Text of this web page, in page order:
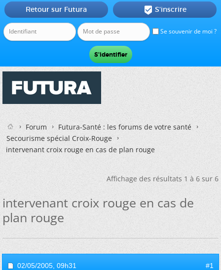
Se souvenir de moi ?
Retour sur Futura  S'inscrire
Forum
Futura-Santé : les forums de votre santé
Secourisme spécial Croix-Rouge
intervenant croix rouge en cas de plan rouge
Affichage des résultats 1 à 6 sur 6
intervenant croix rouge en cas de
plan rouge
02/05/2005, 09h31 #1